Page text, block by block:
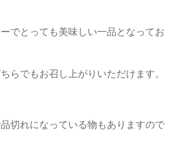
でとっても美味しい一品となってお
らでもお召し上がりいただけます。
切れになっている物もありますので